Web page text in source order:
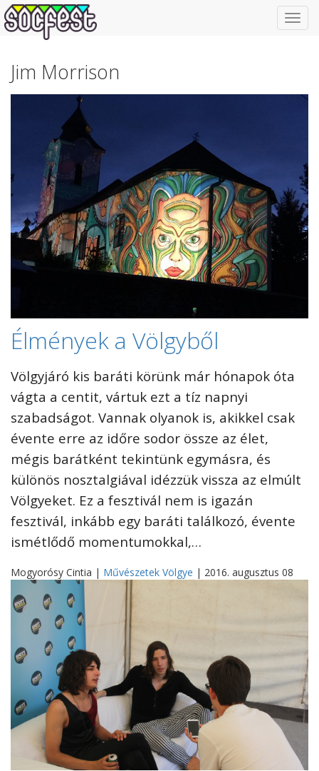
Jim Morrison
Élmények a Völgyből
Völgyjáró kis baráti körünk már hónapok óta
vágta a centit, vártuk ezt a tíz napnyi
szabadságot. Vannak olyanok is, akikkel csak
évente erre az időre sodor össze az élet,
mégis barátként tekintünk egymásra, és
különös nosztalgiával idézzük vissza az elmúlt
Völgyeket. Ez a fesztivál nem is igazán
fesztivál, inkább egy baráti találkozó, évente
ismétlődő momentumokkal,…
Mogyorósy Cintia | Művészetek Völgye | 2016. augusztus 08